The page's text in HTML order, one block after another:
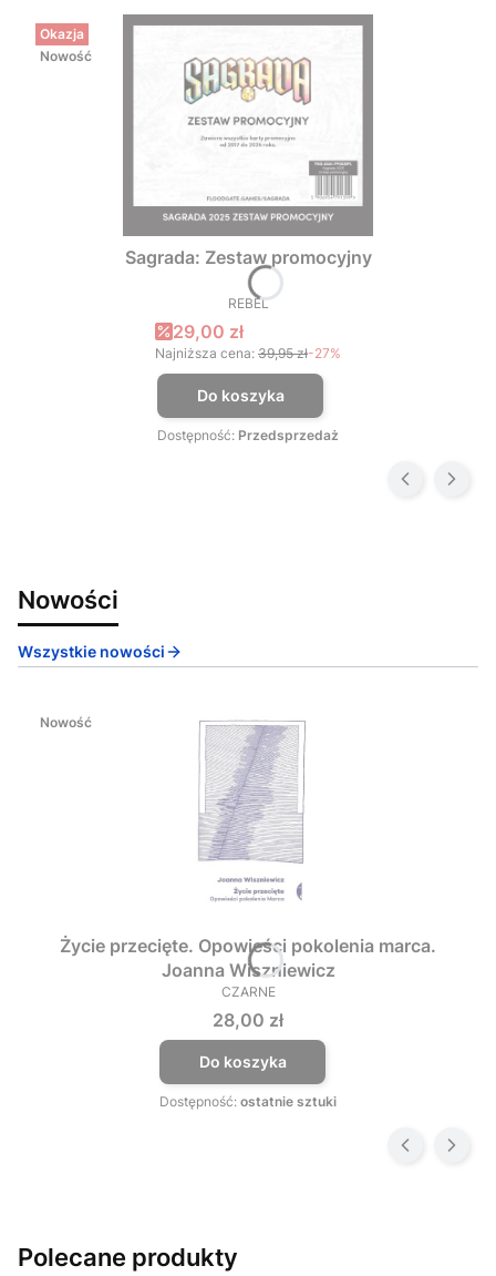
Okazja
Nowość
Sagrada: Zestaw promocyjny
PRODUCENT
REBEL
Cena promocyjna
29,00 zł
Najniższa cena: 39,95 zł-27%
Do koszyka
Dostępność: Przedsprzedaż
Nowości
Wszystkie nowości
Nowość
Życie przecięte. Opowieści pokolenia marca.
Joanna Wiszniewicz
PRODUCENT
CZARNE
Cena
28,00 zł
Do koszyka
Dostępność: ostatnie sztuki
Polecane produkty